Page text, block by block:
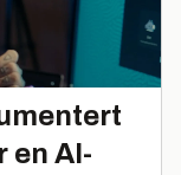
en AI-